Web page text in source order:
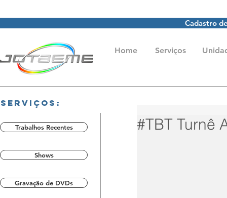
Cadastro
Home Serviços
Serviços:
Trabalhos Recentes
Shows
Gravação de DVDs
#TBT Turnê